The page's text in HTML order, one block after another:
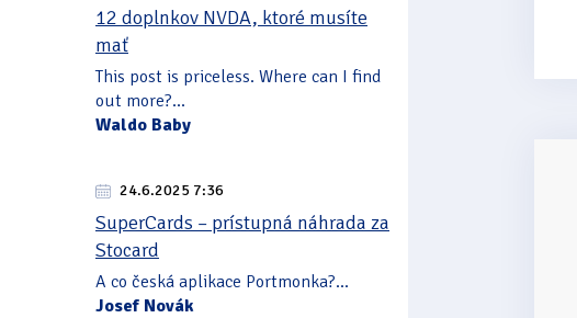
12 doplnkov NVDA, ktoré musíte
mať
This post is priceless. Where can I find
out more?...
Waldo Baby
24.6.2025 7:36
SuperCards – prístupná náhrada za
Stocard
A co česká aplikace Portmonka?...
Josef Novák